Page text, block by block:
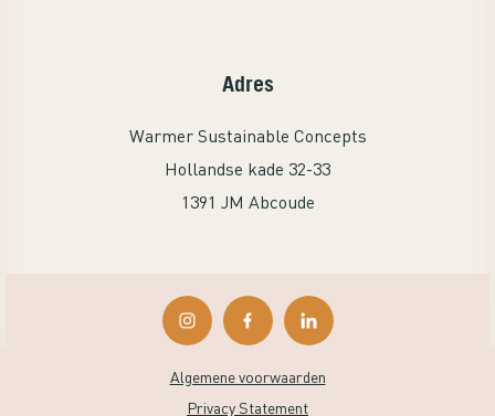
Adres
Warmer Sustainable Concepts
Hollandse kade 32-33
1391 JM Abcoude
Algemene voorwaarden
Privacy Statement